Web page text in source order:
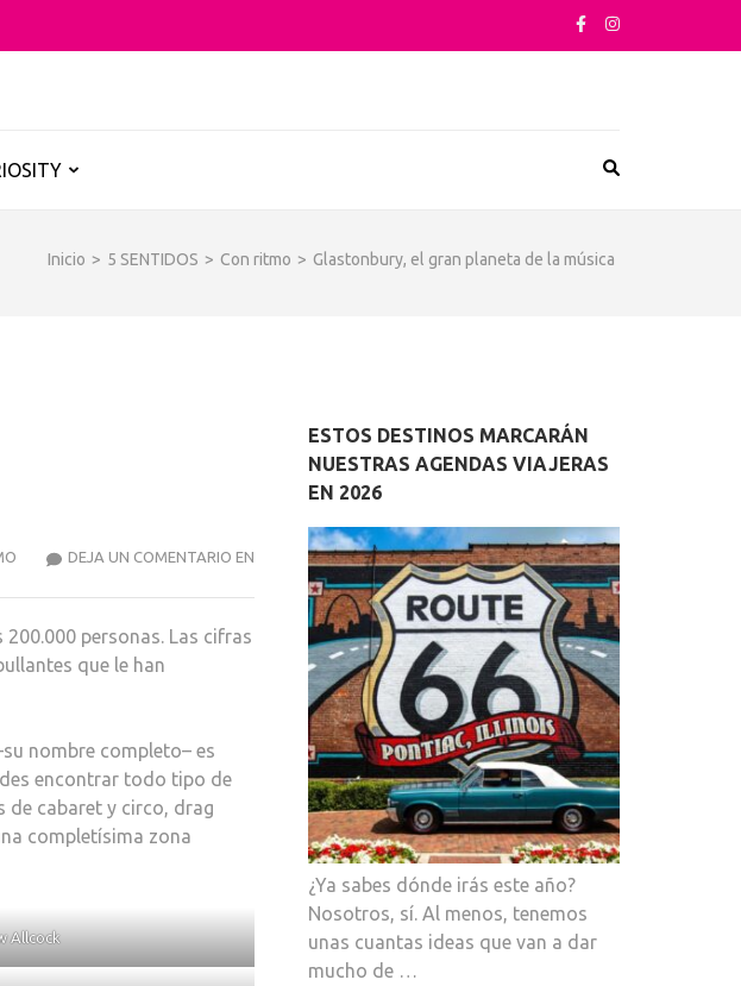
Inicio > 5 SENTIDOS > Con ritmo > Glastonbury, el gran planeta de la música
DEJA UN COMENTARIO ENGLASTONBURY,
PLANETA
personas. Las cifras
que le han
nombre completo– es
encontrar todo tipo de
de cabaret y circo, drag
completísima zona
Allcock
ESTOS DESTINOS MARCARÁN
NUESTRAS AGENDAS VIAJERAS
EN 2026
¿Ya sabes dónde irás este año?
Nosotros, sí. Al menos, tenemos
unas cuantas ideas que van a dar
mucho de …